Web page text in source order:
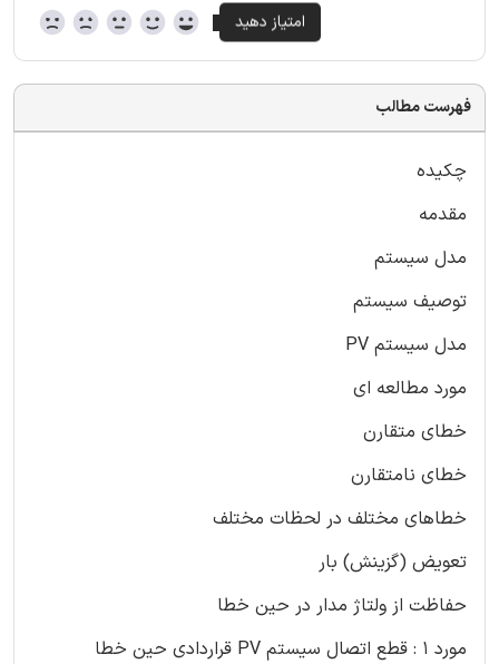
فهرست مطالب
چکیده
مقدمه
مدل سیستم
توصیف سیستم
مدل سیستم PV
مورد مطالعه ای
خطای متقارن
خطای نامتقارن
خطاهای مختلف در لحظات مختلف
تعویض (گزینش) بار
حفاظت از ولتاژ مدار در حین خطا
مورد 1 : قطع اتصال سیستم PV قراردادی حین خطا